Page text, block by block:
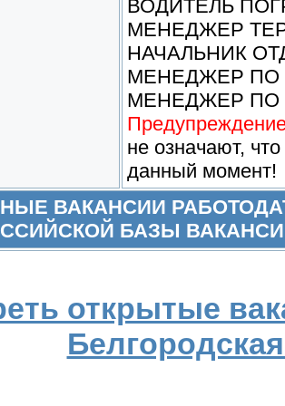
ВОДИТЕЛЬ
МЕНЕДЖЕР
НАЧАЛЬНИК
МЕНЕДЖЕР
МЕНЕДЖЕР
не означают,
данный момент!
ВАКАНСИИ
БАЗЫ
открытые